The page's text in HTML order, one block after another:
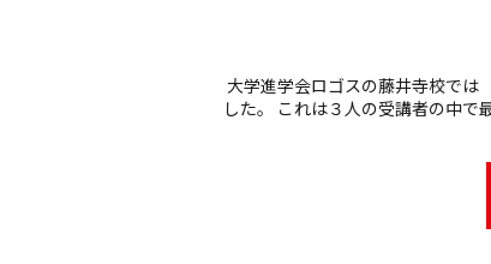
大学進学会ロゴスの藤井寺校では
した。 これは３人の受講者の中